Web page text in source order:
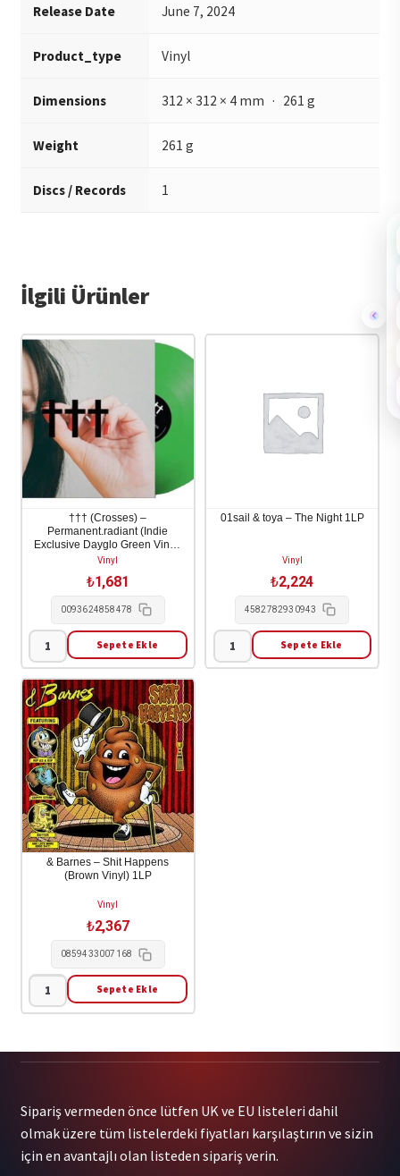
Release Date June 7, 2024
Product_type Vinyl
Dimensions 312 × 312 × 4 mm · 261 g
Weight 261 g
Discs / Records 1
İlgili Ürünler
††† (Crosses) –
Permanent.radiant (Indie
Exclusive Dayglo Green Vinyl)
1LP
Vinyl
₺1,681
0093624858478
†††
(Crosses)
-
Permanent.radiant
(Indie
Exclusive
Dayglo
Green
Vinyl)
1LP
Sepete Ekle
01sail & toya – The Night 1LP
Vinyl
₺2,224
4582782930943
01sail
Sepete Ekle
& Barnes – Shit Happens
(Brown Vinyl) 1LP
Vinyl
₺2,367
0859433007168
&
Shit
(Brown
Vinyl)
1LP
Sepete Ekle
Sipariş vermeden önce lütfen UK ve EU listeleri dahil
olmak üzere tüm listelerdeki fiyatları karşılaştırın ve sizin
için en avantajlı olan listeden sipariş verin.